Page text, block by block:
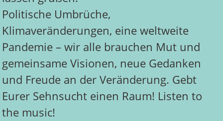
Politische Umbrüche,
Klimaveränderungen, eine weltweite
Pandemie – wir alle brauchen Mut und
gemeinsame Visionen, neue Gedanken
und Freude an der Veränderung. Gebt
Eurer Sehnsucht einen Raum! Listen to
the music!